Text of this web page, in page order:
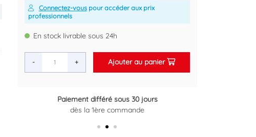
Connectez-vouspour accéder aux prix
professionnels
En stock livrable sous 24h
- + Ajouter au panier
Retour gratuit sous 14 jours
Plus d'informations ici